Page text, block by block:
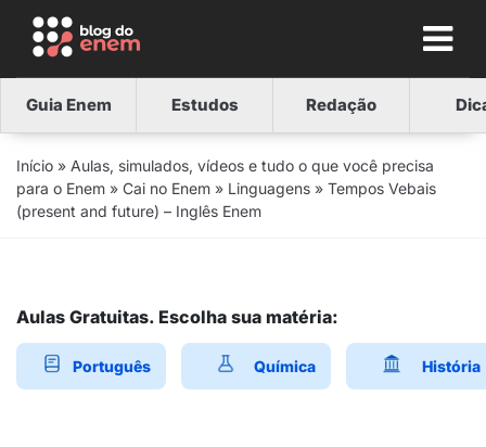
Guia Enem Estudos Redação
Início » Aulas, simulados, vídeos e tudo o que você precisa
para o Enem » Cai no Enem » Linguagens » Tempos Vebais
(present and future) – Inglês Enem
Aulas Gratuitas. Escolha sua matéria:
Português Química História